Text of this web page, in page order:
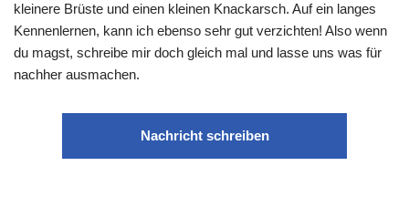
kleinere Brüste und einen kleinen Knackarsch. Auf ein langes
Kennenlernen, kann ich ebenso sehr gut verzichten! Also wenn
du magst, schreibe mir doch gleich mal und lasse uns was für
nachher ausmachen.
Nachricht schreiben